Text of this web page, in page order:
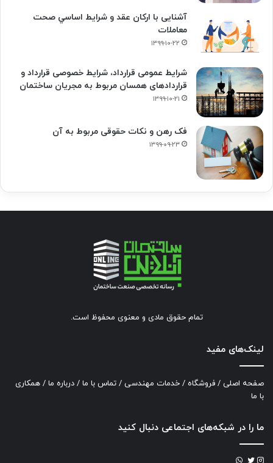
آشنایی با ارکان عقد و شرايط اساسي صحت
معاملات
۱۳۹۹-۱۰-۲۲
شرایط عمومی قرارداد، شرایط خصوصی قرارداد و
قراردادهای همسان مربوط به مجریان ساختمان
۱۳۹۹-۱۰-۲۱
فک‌ رهن و نکات حقوقی مربوط به آن
۱۳۹۹-۰۹-۲۳
تمام حقوق مادی و معنوی محفوظ است.
لینک‌های مفید
صفحه اصلی / فروشگاه / خدمات مهندسی / تماس با ما / درباره ما / همکاری
با ما
ما را در شبکه‌های اجتماعی دنبال کنید